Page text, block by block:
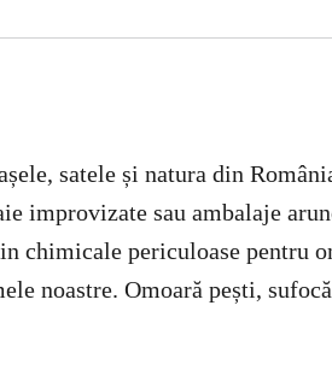
satele și natura din
improvizate sau ambalaje
chimicale periculoase pentru
noastre. Omoară pești,